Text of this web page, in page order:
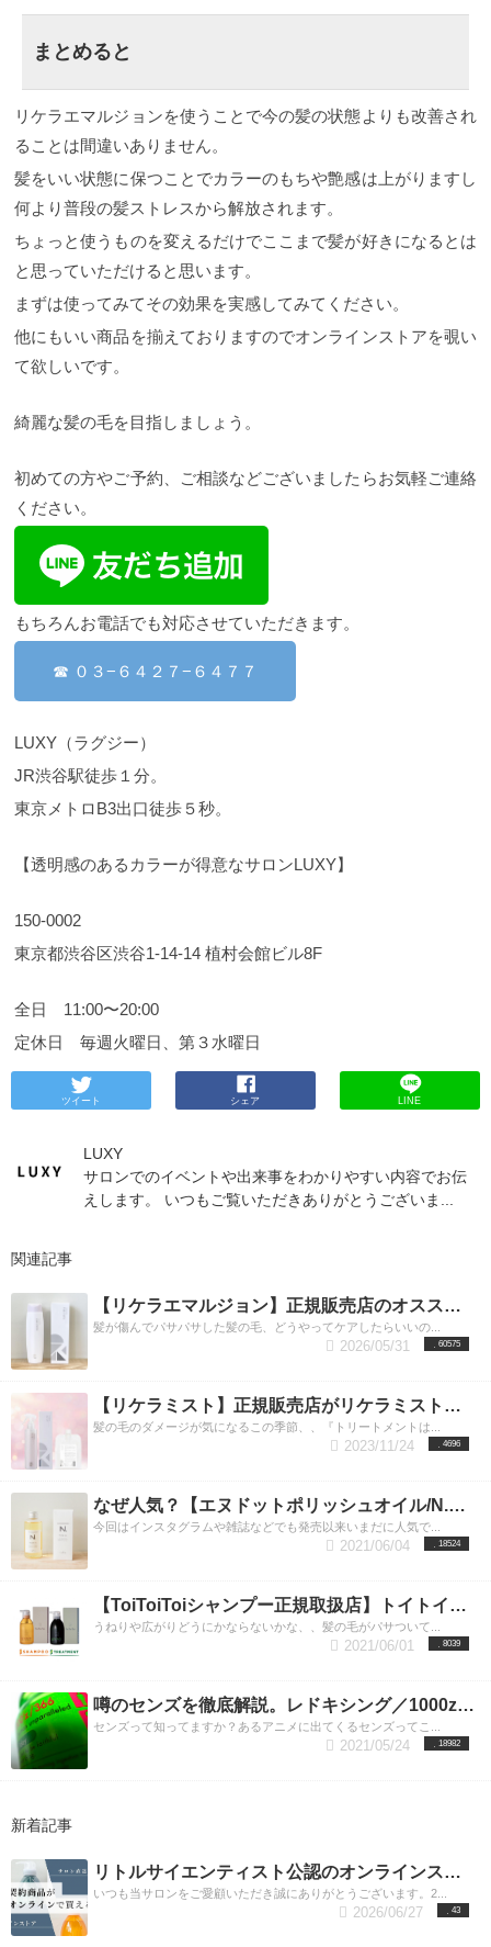
まとめると
リケラエマルジョンを使うことで今の髪の状態よりも改善され
ることは間違いありません。
髪をいい状態に保つことでカラーのもちや艶感は上がりますし
何より普段の髪ストレスから解放されます。
ちょっと使うものを変えるだけでここまで髪が好きになるとは
と思っていただけると思います。
まずは使ってみてその効果を実感してみてください。
他にもいい商品を揃えておりますのでオンラインストアを覗い
て欲しいです。
綺麗な髪の毛を目指しましょう。
初めての方やご予約、ご相談などございましたらお気軽ご連絡
ください。
もちろんお電話でも対応させていただきます。
☎ ０３−６４２７−６４７７
LUXY（ラグジー）
JR渋谷駅徒歩１分。
東京メトロB3出口徒歩５秒。
【透明感のあるカラーが得意なサロンLUXY】
150-0002
東京都渋谷区渋谷1-14-14 植村会館ビル8F
全日 11:00〜20:00
定休日 毎週火曜日、第３水曜日
ツイート シェア LINE
LUXY
サロンでのイベントや出来事をわかりやすい内容でお伝
えします。 いつもご覧いただきありがとうございま...
関連記事
【リケラエマルジョン】正規販売店のオススメ使用方法＆内容成分とその効果。渋谷リケラエマルジョン取り扱い店
髪が傷んでパサパサした髪の毛、どうやってケアしたらいいの...
60575
2026/05/31
【リケラミスト】正規販売店がリケラミストの魅力を徹底解説
髪の毛のダメージが気になるこの季節、、『トリートメントは...
4696
2023/11/24
なぜ人気？【エヌドットポリッシュオイル/N.porish oil】美容師も愛用するその訳とお洒落な使い方
今回はインスタグラムや雑誌などでも発売以来いまだに人気で...
18524
2021/06/04
【ToiToiToiシャンプー正規取扱店】トイトイトーイでうねりやひろがりを抑えまとまりのある美髪に
うねりや広がりどうにかならないかな、、髪の毛がパサついて...
8039
2021/06/01
噂のセンズを徹底解説。レドキシング／1000z/366の効果と使用方法。正規取扱店LUXY渋谷
センズって知ってますか？あるアニメに出てくるセンズってこ...
18982
2021/05/24
新着記事
リトルサイエンティスト公認のオンラインストアに認定されました
いつも当サロンをご愛顧いただき誠にありがとうございます。2...
43
2026/06/27